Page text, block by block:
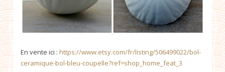
En vente ici : https://www.etsy.com/fr/listing/506499022/bol-
ceramique-bol-bleu-coupelle?ref=shop_home_feat_3